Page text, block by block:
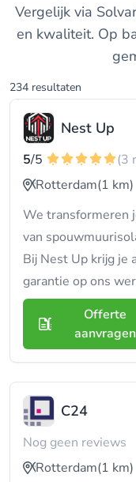
Vergelijk via
en kwaliteit. Op
234 resultaten
Nest Up
5/5
(3
Rotterdam(1 km)
We transformeren
van
Bij Nest Up krijg je
garantie op ons
Offerte
aanvragen
C24
Nog geen reviews
Rotterdam(1 km)